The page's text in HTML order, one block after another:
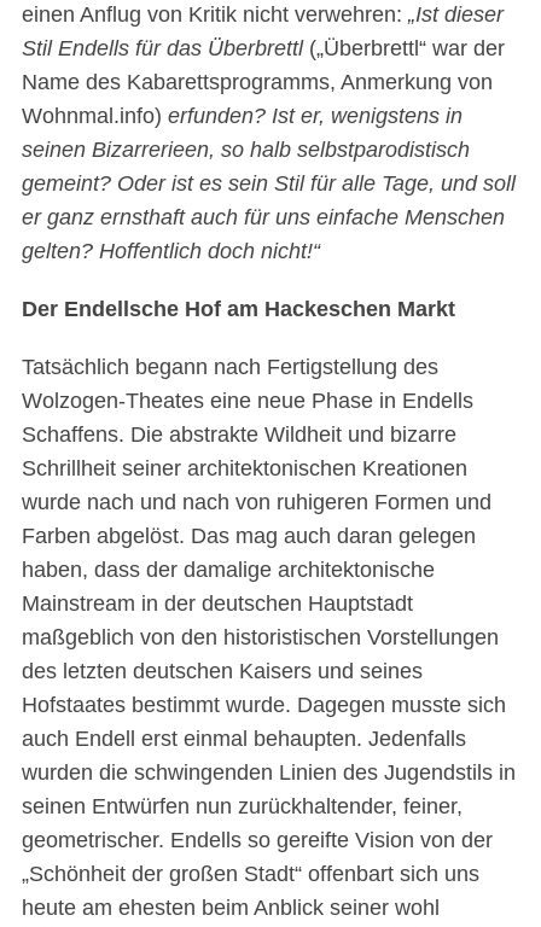
einen Anflug von Kritik nicht verwehren: „Ist dieser
Stil Endells für das Überbrettl („Überbrettl“ war der
Name des Kabarettsprogramms, Anmerkung von
Wohnmal.info) erfunden? Ist er, wenigstens in
seinen Bizarrerieen, so halb selbstparodistisch
gemeint? Oder ist es sein Stil für alle Tage, und soll
er ganz ernsthaft auch für uns einfache Menschen
gelten? Hoffentlich doch nicht!“
Der Endellsche Hof am Hackeschen Markt
Tatsächlich begann nach Fertigstellung des
Wolzogen-Theates eine neue Phase in Endells
Schaffens. Die abstrakte Wildheit und bizarre
Schrillheit seiner architektonischen Kreationen
wurde nach und nach von ruhigeren Formen und
Farben abgelöst. Das mag auch daran gelegen
haben, dass der damalige architektonische
Mainstream in der deutschen Hauptstadt
maßgeblich von den historistischen Vorstellungen
des letzten deutschen Kaisers und seines
Hofstaates bestimmt wurde. Dagegen musste sich
auch Endell erst einmal behaupten. Jedenfalls
wurden die schwingenden Linien des Jugendstils in
seinen Entwürfen nun zurückhaltender, feiner,
geometrischer. Endells so gereifte Vision von der
„Schönheit der großen Stadt“ offenbart sich uns
heute am ehesten beim Anblick seiner wohl